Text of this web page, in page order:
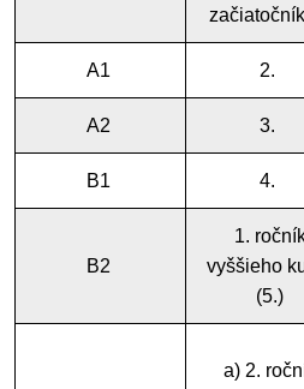
A1 2.
A2 3.
B1 4.
B2
1.
vyššieho
(5.)
a) 2.